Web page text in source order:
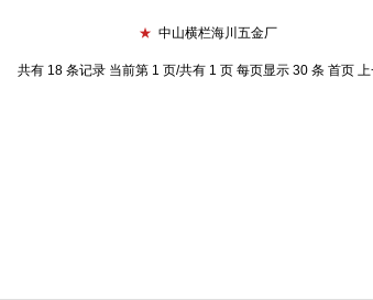
★ 中山横栏海川五金厂
共有 18 条记录 当前第 1 页/共有 1 页 每页显示 30 条 首页 上